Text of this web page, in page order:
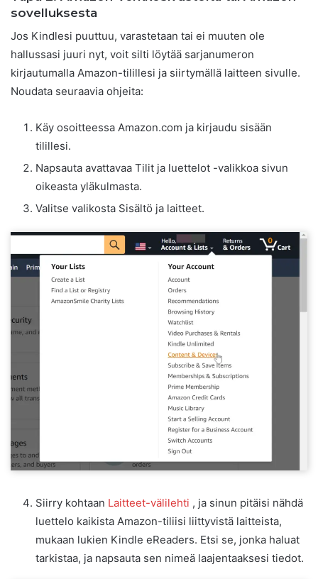
sovelluksesta
Jos Kindlesi puuttuu, varastetaan tai ei muuten ole
hallussasi juuri nyt, voit silti löytää sarjanumeron
kirjautumalla Amazon-tilillesi ja siirtymällä laitteen sivulle.
Noudata seuraavia ohjeita:
Käy osoitteessa Amazon.com ja kirjaudu sisään
tilillesi.
Napsauta avattavaa Tilit ja luettelot -valikkoa sivun
oikeasta yläkulmasta.
Valitse valikosta Sisältö ja laitteet.
Siirry kohtaan Laitteet-välilehti , ja sinun pitäisi nähdä
luettelo kaikista Amazon-tiliisi liittyvistä laitteista,
mukaan lukien Kindle eReaders. Etsi se, jonka haluat
tarkistaa, ja napsauta sen nimeä laajentaaksesi tiedot.